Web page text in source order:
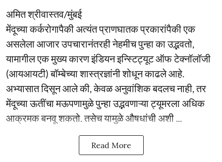
अमित श्रीवास्तव/मुंबई
मेंदूच्या कर्करोगापैकी अत्यंत प्राणघातक प्रकारांपैकी एक
असलेला आजार उपचारानंतरही नेहमीच पुन्हा का उद्भवतो,
यामागील एक मुख्य कारण इंडियन इन्स्टिट्यूट ऑफ टेक्नॉलॉजी
(आयआयटी) बॉम्बेच्या शास्त्रज्ञांनी शोधून काढले आहे.
अभ्यासात दिसून आले की, केवळ अनुवांशिक बदलच नाही, तर
मेंदूच्या ऊतींचा मऊपणामुळे पुन्हा उद्भवणाऱ्या ट्यूमरला अधिक
आक्रमक बनवू शकतो. तसेच यामुळे औषधांची अशी ...
Read More